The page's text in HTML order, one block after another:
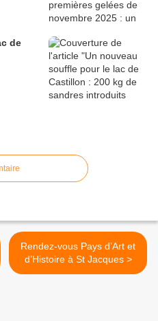
de
Rendez-vous Pays d’Art et
d’Histoire à St Jacques >